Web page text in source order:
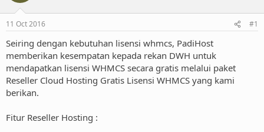
11 Oct 2016 #1
Seiring dengan kebutuhan lisensi whmcs, PadiHost
memberikan kesempatan kepada rekan DWH untuk
mendapatkan lisensi WHMCS secara gratis melalui paket
Reseller Cloud Hosting Gratis Lisensi WHMCS yang kami
berikan.
Fitur Reseller Hosting :